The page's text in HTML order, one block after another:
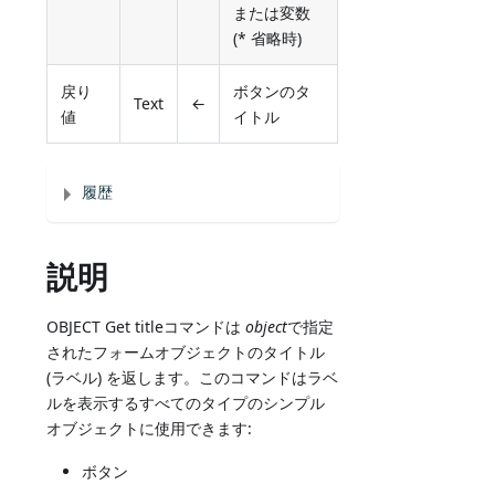
または変数
(* 省略時)
戻り
値
Text ←
ボタンのタ
イトル
履歴
説明
OBJECT Get titleコマンドはobjectで指定
されたフォームオブジェクトのタイトル
(ラベル) を返します。このコマンドはラベ
ルを表示するすべてのタイプのシンプル
オブジェクトに使用できます:
ボタン